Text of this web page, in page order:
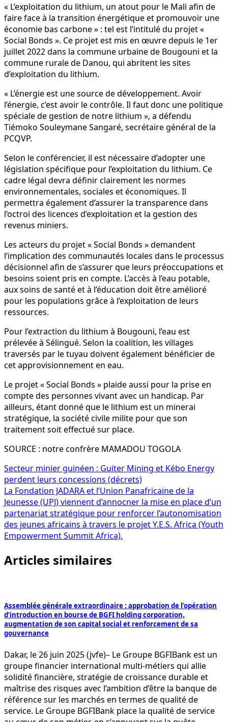
« L’exploitation du lithium, un atout pour le Mali afin de
faire face à la transition énergétique et promouvoir une
économie bas carbone » : tel est l’intitulé du projet «
Social Bonds ». Ce projet est mis en œuvre depuis le 1er
juillet 2022 dans la commune urbaine de Bougouni et la
commune rurale de Danou, qui abritent les sites
d’exploitation du lithium.
« L’énergie est une source de développement. Avoir
l’énergie, c’est avoir le contrôle. Il faut donc une politique
spéciale de gestion de notre lithium », a défendu
Tiémoko Souleymane Sangaré, secrétaire général de la
PCQVP.
Selon le conférencier, il est nécessaire d’adopter une
législation spécifique pour l’exploitation du lithium. Ce
cadre légal devra définir clairement les normes
environnementales, sociales et économiques. Il
permettra également d’assurer la transparence dans
l’octroi des licences d’exploitation et la gestion des
revenus miniers.
Les acteurs du projet « Social Bonds » demandent
l’implication des communautés locales dans le processus
décisionnel afin de s’assurer que leurs préoccupations et
besoins soient pris en compte. L’accès à l’eau potable,
aux soins de santé et à l’éducation doit être amélioré
pour les populations grâce à l’exploitation de leurs
ressources.
Pour l’extraction du lithium à Bougouni, l’eau est
prélevée à Sélingué. Selon la coalition, les villages
traversés par le tuyau doivent également bénéficier de
cet approvisionnement en eau.
Le projet « Social Bonds » plaide aussi pour la prise en
compte des personnes vivant avec un handicap. Par
ailleurs, étant donné que le lithium est un minerai
stratégique, la société civile milite pour que son
traitement soit effectué sur place.
SOURCE : notre confrère MAMADOU TOGOLA
Navigation
de
l’article
Secteur minier guinéen : Guiter Mining et Kébo Energy
perdent leurs concessions (décrets)
La Fondation JADARA et l’Union Panafricaine de la
Jeunesse (UPJ) viennent d’annocner la mise en place d’un
partenariat stratégique pour renforcer l’autonomisation
des jeunes africains à travers le projet Y.E.S. Africa (Youth
Empowerment Summit Africa).
Articles similaires
Assemblée générale extraordinaire : approbation de l’opération
d’introduction en bourse de BGFI holding corporation,
augmentation de son capital social et renforcement de sa
gouvernance
Dakar, le 26 juin 2025 (jvfe)– Le Groupe BGFIBank est un
groupe financier international multi-métiers qui allie
solidité financière, stratégie de croissance durable et
maîtrise des risques avec l’ambition d’être la banque de
référence sur les marchés en termes de qualité de
service. Le Groupe BGFIBank place la qualité de service